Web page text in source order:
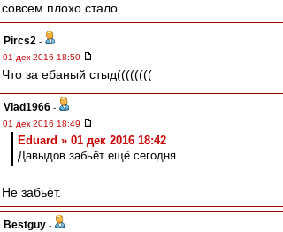
совсем плохо стало
Pircs2 -
01 дек 2016 18:50
Что за ебаный стыд((((((((
Vlad1966 -
01 дек 2016 18:49
Eduard » 01 дек 2016 18:42
Давыдов забьёт ещё сегодня.
Не забьёт.
Bestguy -